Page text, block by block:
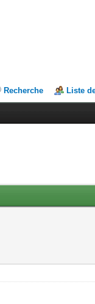
Recherche Liste